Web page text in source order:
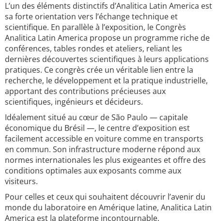
L’un des éléments distinctifs d’Analitica Latin America est
sa forte orientation vers l’échange technique et
scientifique. En parallèle à l’exposition, le Congrès
Analitica Latin America propose un programme riche de
conférences, tables rondes et ateliers, reliant les
dernières découvertes scientifiques à leurs applications
pratiques. Ce congrès crée un véritable lien entre la
recherche, le développement et la pratique industrielle,
apportant des contributions précieuses aux
scientifiques, ingénieurs et décideurs.
Idéalement situé au cœur de São Paulo — capitale
économique du Brésil —, le centre d’exposition est
facilement accessible en voiture comme en transports
en commun. Son infrastructure moderne répond aux
normes internationales les plus exigeantes et offre des
conditions optimales aux exposants comme aux
visiteurs.
Pour celles et ceux qui souhaitent découvrir l’avenir du
monde du laboratoire en Amérique latine, Analitica Latin
America est la plateforme incontournable.